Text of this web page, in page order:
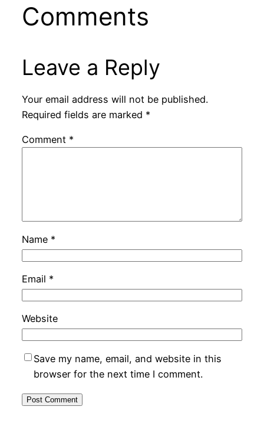
Comments
Leave a Reply
Your email address will not be published.
Required fields are marked *
Comment *
Name *
Email *
Website
Save my name, email, and website in this
browser for the next time I comment.